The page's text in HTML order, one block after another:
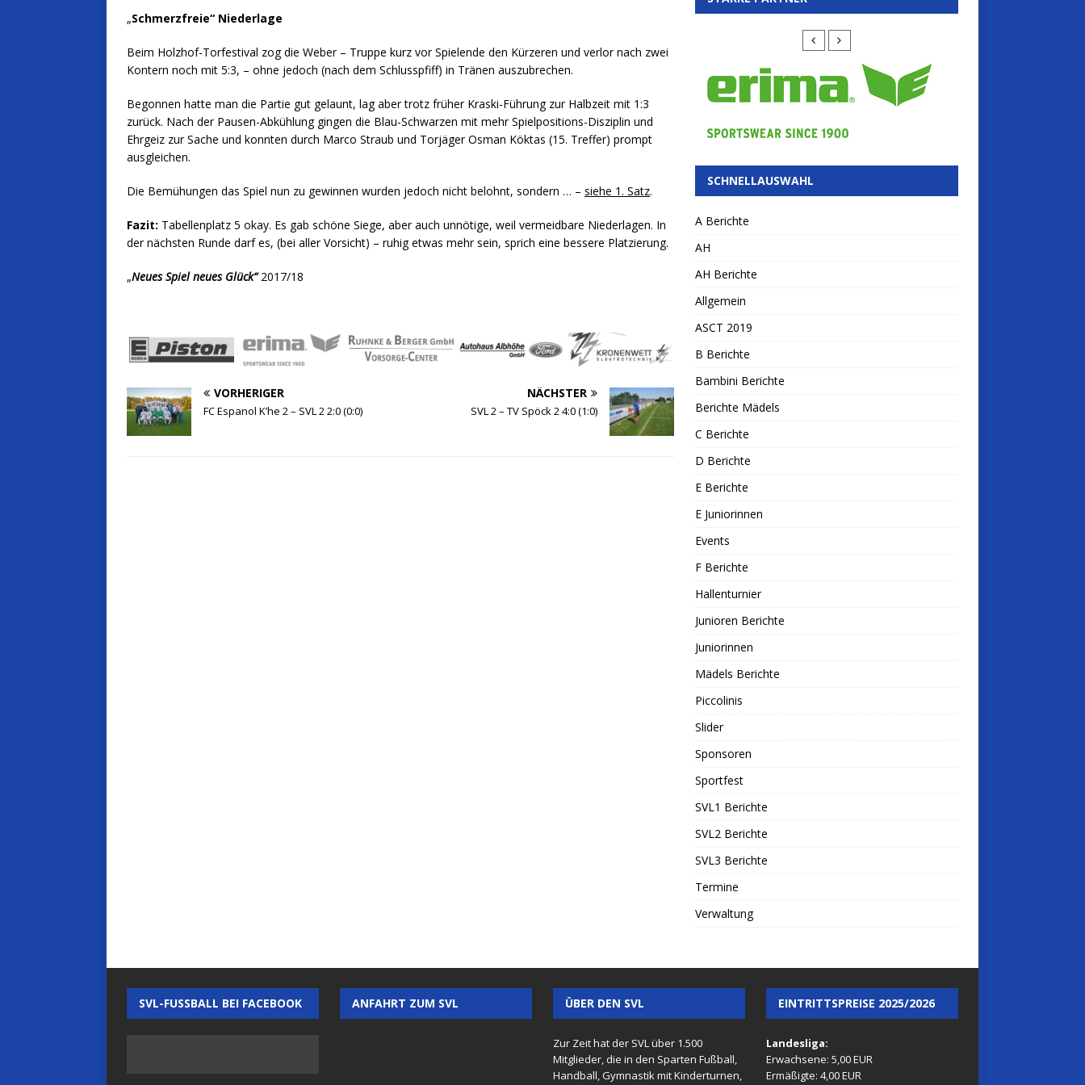
„Schmerzfreie“ Niederlage
Beim Holzhof-Torfestival zog die Weber – Truppe kurz vor Spielende den Kürzeren und verlor nach zwei
Kontern noch mit 5:3, – ohne jedoch (nach dem Schlusspfiff) in Tränen auszubrechen.
Begonnen hatte man die Partie gut gelaunt, lag aber trotz früher Kraski-Führung zur Halbzeit mit 1:3
zurück. Nach der Pausen-Abkühlung gingen die Blau-Schwarzen mit mehr Spielpositions-Disziplin und
Ehrgeiz zur Sache und konnten durch Marco Straub und Torjäger Osman Köktas (15. Treffer) prompt
ausgleichen.
Die Bemühungen das Spiel nun zu gewinnen wurden jedoch nicht belohnt, sondern … – siehe 1. Satz.
Fazit: Tabellenplatz 5 okay. Es gab schöne Siege, aber auch unnötige, weil vermeidbare Niederlagen. In
der nächsten Runde darf es, (bei aller Vorsicht) – ruhig etwas mehr sein, sprich eine bessere Platzierung.
„Neues Spiel neues Glück“2017/18
VORHERIGER
FC Espanol K’he 2 – SVL 2 2:0 (0:0)
NÄCHSTER
SVL 2 – TV Spöck 2 4:0 (1:0)
SCHNELLAUSWAHL
A Berichte
AH
AH Berichte
Allgemein
ASCT 2019
B Berichte
Bambini Berichte
Berichte Mädels
C Berichte
D Berichte
E Berichte
E Juniorinnen
Events
F Berichte
Hallenturnier
Junioren Berichte
Juniorinnen
Mädels Berichte
Piccolinis
Slider
Sponsoren
Sportfest
SVL1 Berichte
SVL2 Berichte
SVL3 Berichte
Termine
Verwaltung
SVL-FUSSBALL BEI FACEBOOK ANFAHRT ZUM SVL ÜBER DEN SVL
Zur Zeit hat der SVL über 1.500
Mitglieder, die in den Sparten Fußball,
Handball, Gymnastik mit Kinderturnen,
EINTRITTSPREISE 2025/2026
Landesliga:
Erwachsene: 5,00 EUR
Ermäßigte: 4,00 EUR